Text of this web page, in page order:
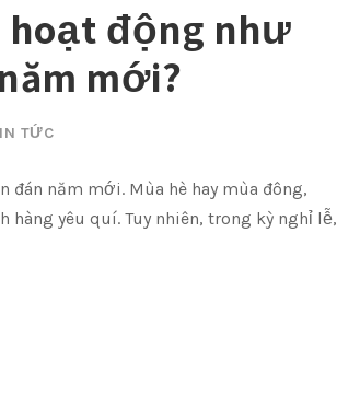
hoạt động như
mới?
TỨC
đán năm mới. Mùa hè hay mùa đông,
yêu quí. Tuy nhiên, trong kỳ nghỉ lễ,